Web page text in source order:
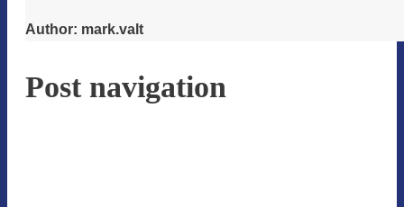
Author: mark.valt
Post navigation